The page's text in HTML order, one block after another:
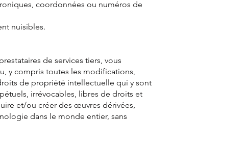
coordonnées ou numéros de
nuisibles.
de services tiers, vous
y compris toutes les modifications,
de propriété intellectuelle qui y sont
irrévocables, libres de droits et
et/ou créer des œuvres dérivées,
dans le monde entier, sans